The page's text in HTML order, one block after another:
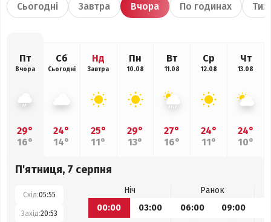
Сьогодні Завтра Вчора По годинах
Пт
Вчора
29°
16°
Сб
Сьогодні
24°
14°
Нд
Завтра
25°
11°
Пн
10.08
29°
13°
Вт
11.08
27°
16°
Ср
12.08
24°
11°
Чт
13.08
24°
10°
П'ятниця, 7 серпня
Схід:05:55
Захід:20:53
Ніч
Ранок
00:00
03:00 06:00 09:00